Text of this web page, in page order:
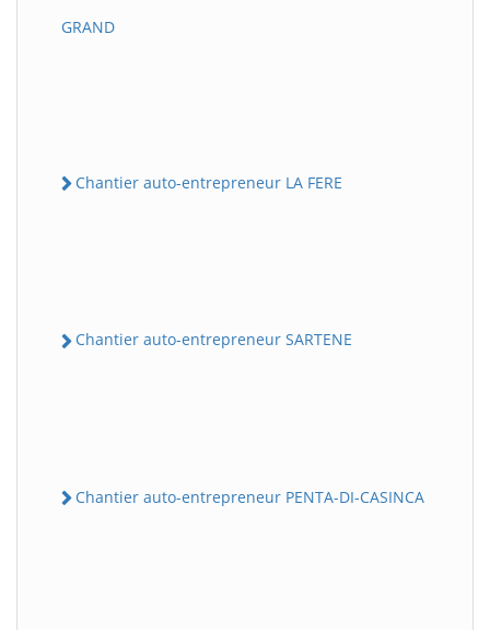
GRAND
Chantier auto-entrepreneur LA FERE
Chantier auto-entrepreneur SARTENE
Chantier auto-entrepreneur PENTA-DI-CASINCA